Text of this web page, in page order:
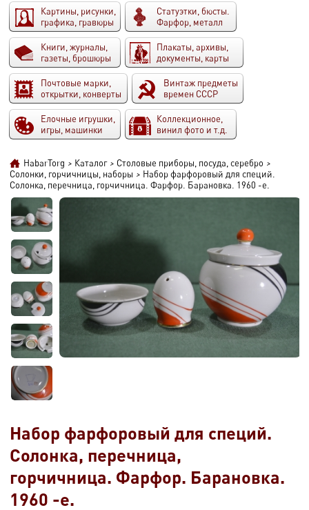
Картины, рисунки,
графика, гравюры
Статуэтки, бюсты.
Фарфор, металл
Книги, журналы,
газеты, брошюры
Плакаты, архивы,
документы, карты
Почтовые марки,
открытки, конверты
Винтаж предметы
времен СССР
Елочные игрушки,
игры, машинки
Коллекционное,
винил фото и т.д.
HabarTorg > Каталог > Столовые приборы, посуда, серебро >
Солонки, горчичницы, наборы > Набор фарфоровый для специй.
Солонка, перечница, горчичница. Фарфор. Барановка. 1960 -е.
Набор фарфоровый для специй.
Солонка, перечница,
горчичница. Фарфор. Барановка.
1960 -е.